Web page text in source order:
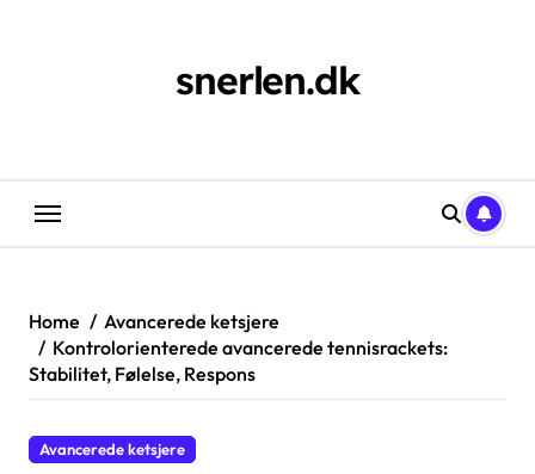
snerlen.dk
Home
Avancerede ketsjere
Kontrolorienterede avancerede tennisrackets:
Stabilitet, Følelse, Respons
Avancerede ketsjere